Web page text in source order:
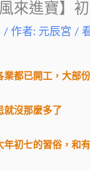
來進寶】
/ 作者: 元辰宮 /
都已開工，大部
就沒那麼多了
初七的習俗，和